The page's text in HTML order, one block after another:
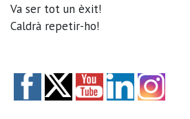
Va ser tot un èxit!
Caldrà repetir-ho!